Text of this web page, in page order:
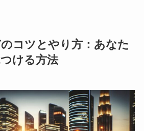
コツとやり方：あなた
ける方法